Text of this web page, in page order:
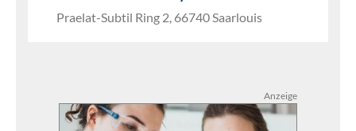
Praelat-Subtil Ring 2, 66740 Saarlouis
Anzeige